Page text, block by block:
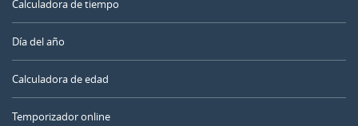
Calculadora de tiempo
Día del año
Calculadora de edad
Temporizador online